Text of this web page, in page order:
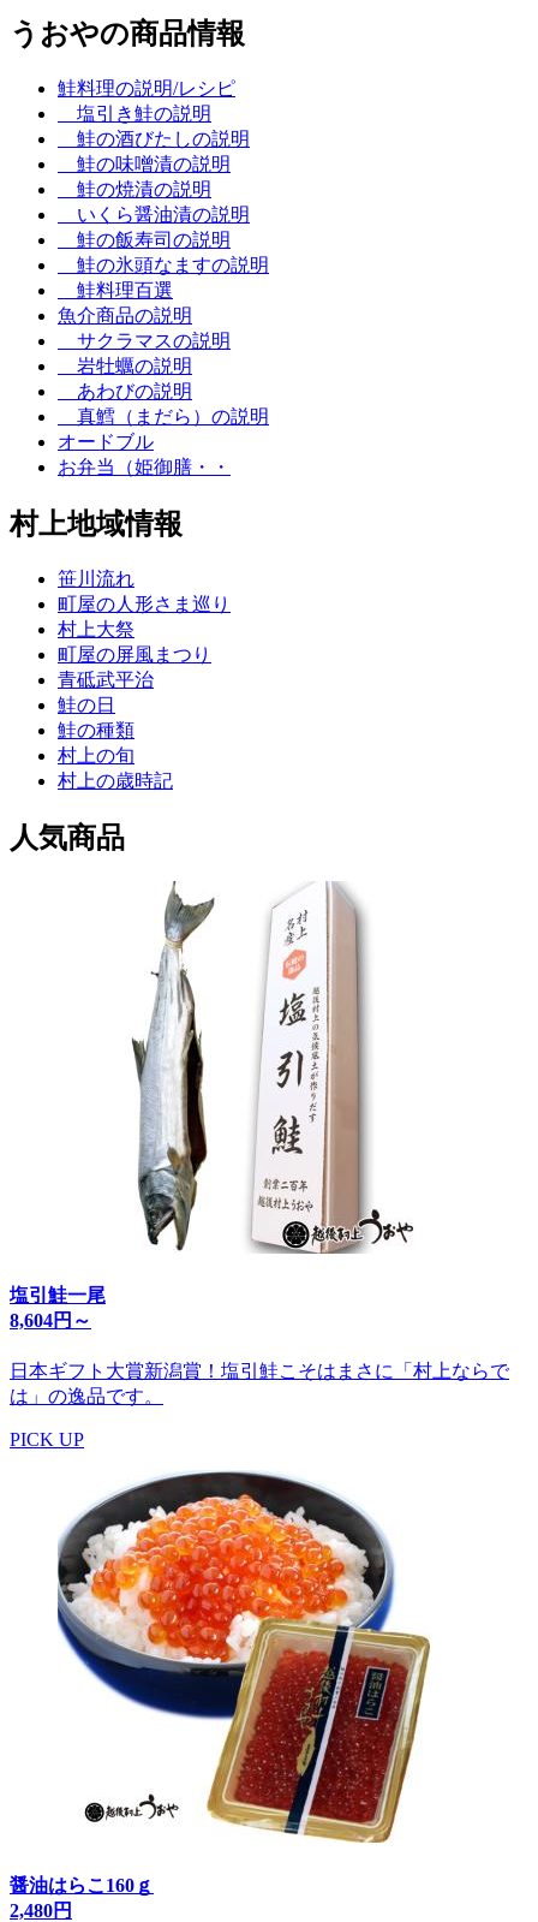
うおやの商品情報
鮭料理の説明/レシピ
塩引き鮭の説明
鮭の酒びたしの説明
鮭の味噌漬の説明
鮭の焼漬の説明
いくら醤油漬の説明
鮭の飯寿司の説明
鮭の氷頭なますの説明
鮭料理百選
魚介商品の説明
サクラマスの説明
岩牡蠣の説明
あわびの説明
真鱈（まだら）の説明
オードブル
お弁当（姫御膳・・
村上地域情報
笹川流れ
町屋の人形さま巡り
村上大祭
町屋の屏風まつり
青砥武平治
鮭の日
鮭の種類
村上の旬
村上の歳時記
人気商品
塩引鮭一尾
8,604円～
日本ギフト大賞新潟賞！塩引鮭こそはまさに「村上ならで
は」の逸品です。
PICK UP
醤油はらこ160ｇ
2,480円